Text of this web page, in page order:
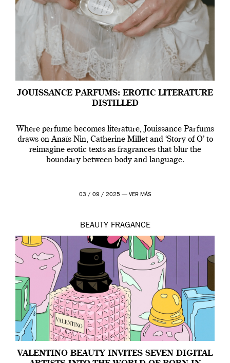
JOUISSANCE PARFUMS: EROTIC LITERATURE
DISTILLED
Where perfume becomes literature, Jouissance Parfums
draws on Anaïs Nin, Catherine Millet and ‘Story of O’ to
reimagine erotic texts as fragrances that blur the
boundary between body and language.
03 / 09 / 2025 — VER MÁS
BEAUTY FRAGANCE
VALENTINO BEAUTY INVITES SEVEN DIGITAL